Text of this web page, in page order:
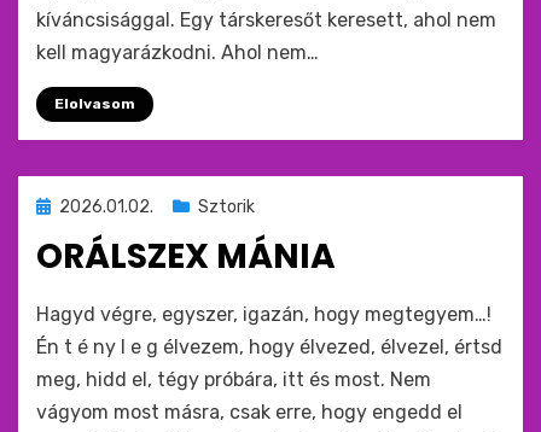
kíváncsisággal. Egy társkeresőt keresett, ahol nem
kell magyarázkodni. Ahol nem…
Elolvasom
Beküldve
:
2026.01.02. Sztorik
ORÁLSZEX MÁNIA
monkey
Hagyd végre, egyszer, igazán, hogy megtegyem…!
Én t é ny l e g élvezem, hogy élvezed, élvezel, értsd
meg, hidd el, tégy próbára, itt és most. Nem
vágyom most másra, csak erre, hogy engedd el